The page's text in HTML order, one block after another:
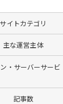
サイトカテゴリ
主な運営主体
・サーバーサービ
記事数